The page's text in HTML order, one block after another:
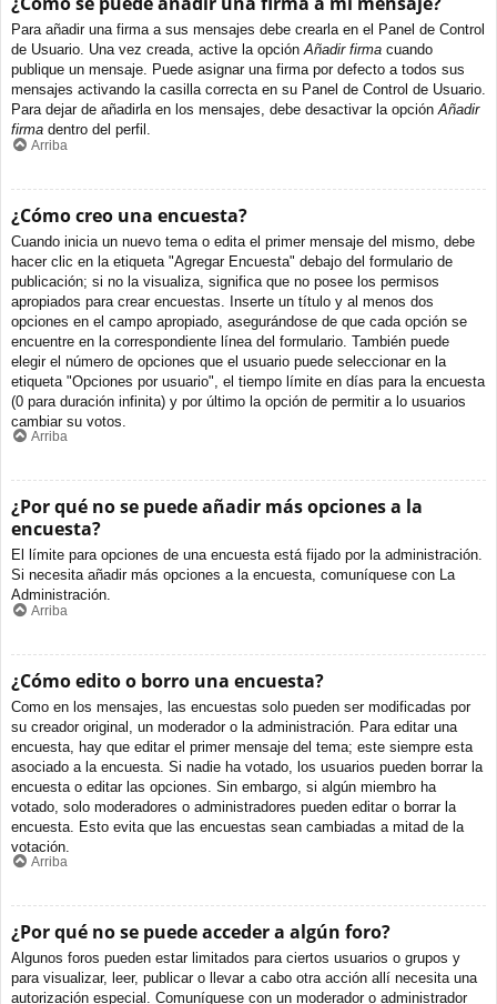
Para añadir una firma a sus mensajes debe crearla en el Panel de Control
de Usuario. Una vez creada, active la opciónAñadir firma cuando
publique un mensaje. Puede asignar una firma por defecto a todos sus
mensajes activando la casilla correcta en su Panel de Control de Usuario.
Para dejar de añadirla en los mensajes, debe desactivar la opciónAñadir
firma dentro del perfil.
Arriba
¿Cómo creo una encuesta?
Cuando inicia un nuevo tema o edita el primer mensaje del mismo, debe
hacer clic en la etiqueta "Agregar Encuesta" debajo del formulario de
publicación; si no la visualiza, significa que no posee los permisos
apropiados para crear encuestas. Inserte un título y al menos dos
opciones en el campo apropiado, asegurándose de que cada opción se
encuentre en la correspondiente línea del formulario. También puede
elegir el número de opciones que el usuario puede seleccionar en la
etiqueta "Opciones por usuario", el tiempo límite en días para la encuesta
(0 para duración infinita) y por último la opción de permitir a lo usuarios
cambiar su votos.
Arriba
¿Por qué no se puede añadir más opciones a la
encuesta?
El límite para opciones de una encuesta está fijado por la administración.
Si necesita añadir más opciones a la encuesta, comuníquese con La
Administración.
Arriba
¿Cómo edito o borro una encuesta?
Como en los mensajes, las encuestas solo pueden ser modificadas por
su creador original, un moderador o la administración. Para editar una
encuesta, hay que editar el primer mensaje del tema; este siempre esta
asociado a la encuesta. Si nadie ha votado, los usuarios pueden borrar la
encuesta o editar las opciones. Sin embargo, si algún miembro ha
votado, solo moderadores o administradores pueden editar o borrar la
encuesta. Esto evita que las encuestas sean cambiadas a mitad de la
votación.
Arriba
¿Por qué no se puede acceder a algún foro?
Algunos foros pueden estar limitados para ciertos usuarios o grupos y
para visualizar, leer, publicar o llevar a cabo otra acción allí necesita una
autorización especial. Comuníquese con un moderador o administrador